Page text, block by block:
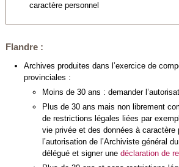
caractère personnel
Flandre :
Archives produites dans l’exercice de
provinciales :
Moins de 30 ans : demander
Plus de 30 ans mais non librement
de restrictions légales liées par
vie privée et des données à caractère
l’autorisation de l’Archiviste général
délégué et signer une déclaration de